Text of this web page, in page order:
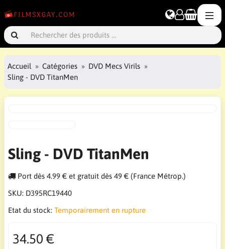
Accueil Catégories
DVD Mecs Virils
Sling - DVD TitanMen
Sling - DVD TitanMen
Port dès 4.99 € et gratuit dès 49 € (France Métrop.)
SKU: D395RC19440
Etat du stock: Temporairement en rupture
34.50 €